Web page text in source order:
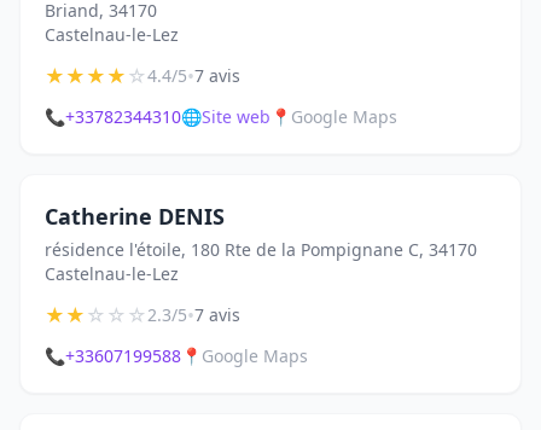
Briand, 34170
Castelnau-le-Lez
★★★★☆4.4/5•7 avis
📞+33782344310🌐Site web 📍 Google Maps
Catherine DENIS
résidence l'étoile, 180 Rte de la Pompignane C, 34170
Castelnau-le-Lez
★★☆☆☆2.3/5•7 avis
📞+33607199588 📍 Google Maps